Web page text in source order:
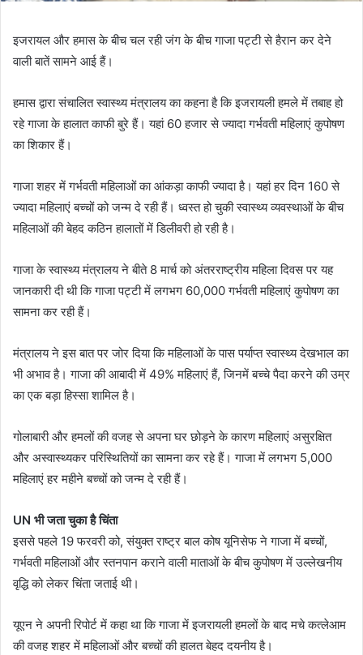
इजरायल और हमास के बीच चल रही जंग के बीच गाजा पट्टी से हैरान कर देने
वाली बातें सामने आई हैं।
हमास द्वारा संचालित स्वास्थ्य मंत्रालय का कहना है कि इजरायली हमले में तबाह हो
रहे गाजा के हालात काफी बुरे हैं। यहां 60 हजार से ज्यादा गर्भवती महिलाएं कुपोषण
का शिकार हैं।
गाजा शहर में गर्भवती महिलाओं का आंकड़ा काफी ज्यादा है। यहां हर दिन 160 से
ज्यादा महिलाएं बच्चों को जन्म दे रही हैं। ध्वस्त हो चुकी स्वास्थ्य व्यवस्थाओं के बीच
महिलाओं की बेहद कठिन हालातों में डिलीवरी हो रही है।
गाजा के स्वास्थ्य मंत्रालय ने बीते 8 मार्च को अंतरराष्ट्रीय महिला दिवस पर यह
जानकारी दी थी कि गाजा पट्टी में लगभग 60,000 गर्भवती महिलाएं कुपोषण का
सामना कर रही हैं।
मंत्रालय ने इस बात पर जोर दिया कि महिलाओं के पास पर्याप्त स्वास्थ्य देखभाल का
भी अभाव है। गाजा की आबादी में 49% महिलाएं हैं, जिनमें बच्चे पैदा करने की उम्र
का एक बड़ा हिस्सा शामिल है।
गोलाबारी और हमलों की वजह से अपना घर छोड़ने के कारण महिलाएं असुरक्षित
और अस्वास्थ्यकर परिस्थितियों का सामना कर रहे हैं। गाजा में लगभग 5,000
महिलाएं हर महीने बच्चों को जन्म दे रही हैं।
UN भी जता चुका है चिंता
इससे पहले 19 फरवरी को, संयुक्त राष्ट्र बाल कोष यूनिसेफ ने गाजा में बच्चों,
गर्भवती महिलाओं और स्तनपान कराने वाली माताओं के बीच कुपोषण में उल्लेखनीय
वृद्धि को लेकर चिंता जताई थी।
यूएन ने अपनी रिपोर्ट में कहा था कि गाजा में इजरायली हमलों के बाद मचे कत्लेआम
की वजह शहर में महिलाओं और बच्चों की हालत बेहद दयनीय है।